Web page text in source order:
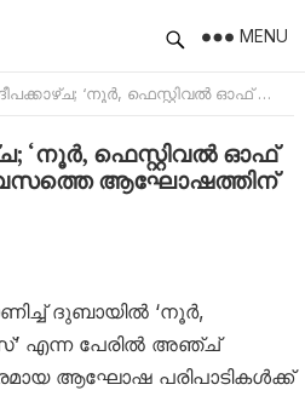
MENU
ഫെസ്റ്റിവൽ ഓഫ് ലൈറ്റ്സ്’ അഞ്ച് ദിവസത്തെ ആഘോഷത്തിന് തുടക്കമാകുന്നു
‘നൂർ, ഫെസ്റ്റിവൽ ഓഫ്
ആഘോഷത്തിന്
ദുബായിൽ ‘നൂർ,
എന്ന പേരിൽ അഞ്ച്
ആഘോഷ പരിപാടികൾക്ക്